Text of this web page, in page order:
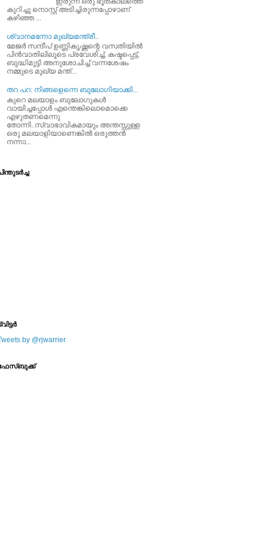
കുറിച്ചു നൊസ്റ്റ് അടിച്ചിരുന്നപ്പോഴാണ്
കഴിഞ്ഞ ...
ശ്വാനമന്നോ മുഖ്യമന്ത്രീ..
മേജര്‍ സന്ദീപ്‌ ഉണ്ണികൃഷ്ണന്റെ വസതിയില്‍
പിന്‍വാതിലിലൂടെ പ്രവേശിച്ച്‌, കഷ്ടപ്പെട്ട്‌,
ബുദ്ധിമുട്ടി അനുശോചിച്ച്‌ വന്നശേഷം
നമ്മുടെ മുഖ്യ മന്ത്...
തറ പറ: നിങ്ങളെന്നെ ബുലോഗിയാക്കി...
കുറെ മലയാളം ബുലോഗുകള്‍
വായിച്ചപ്പോള്‍ എന്തെങ്കിലൊമൊക്കെ
എഴുതണമെന്നു
തോന്നി..സ്വാഭാവികമായും അന്തസ്സുള്ള
ഒരു മലയാളിയാണെങ്കില്‍ ഒരുത്തന്‍
നന്നാ...
by @rjwarrier